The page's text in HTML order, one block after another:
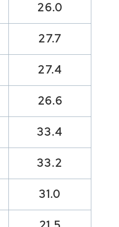
26.0
27.7
27.4
26.6
33.4
33.2
31.0